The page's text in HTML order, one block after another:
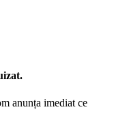
anunța imediat ce